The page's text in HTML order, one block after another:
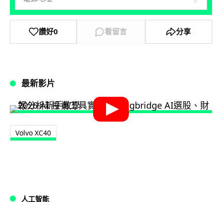
讚好0 看留言 分享
最新影片
Volvo XC40
人工智能